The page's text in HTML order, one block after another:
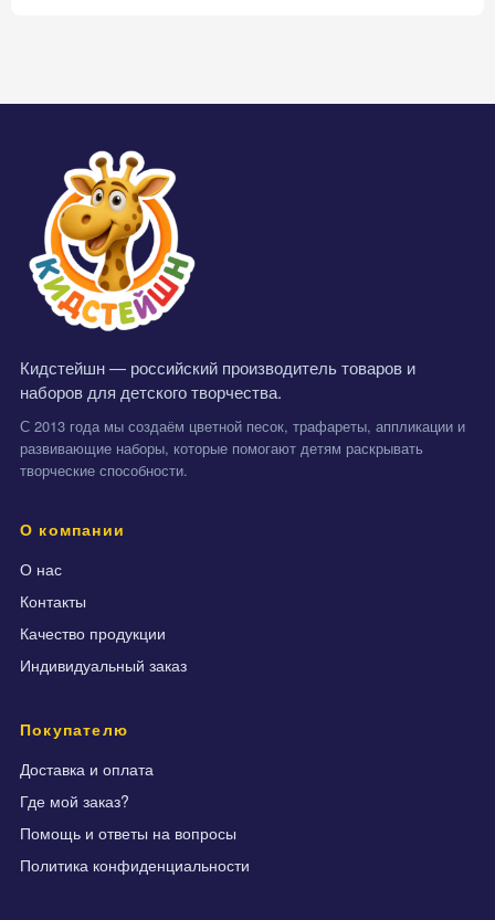
Кидстейшн — российский производитель товаров и
наборов для детского творчества.
С 2013 года мы создаём цветной песок, трафареты, аппликации и
развивающие наборы, которые помогают детям раскрывать
творческие способности.
О компании
О нас
Контакты
Качество продукции
Индивидуальный заказ
Покупателю
Доставка и оплата
Где мой заказ?
Помощь и ответы на вопросы
Политика конфиденциальности